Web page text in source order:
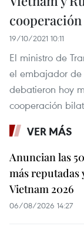
19/10/2021 10:11
El ministro de
el embajador de
debatieron hoy
cooperación
VER MÁS
Anuncian las
más reputadas
Vietnam 2026
06/08/2026 14:27